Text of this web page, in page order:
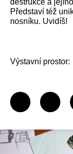
destrukce a
Představí též
nosníku. Uvidíš!
Výstavní prostor: